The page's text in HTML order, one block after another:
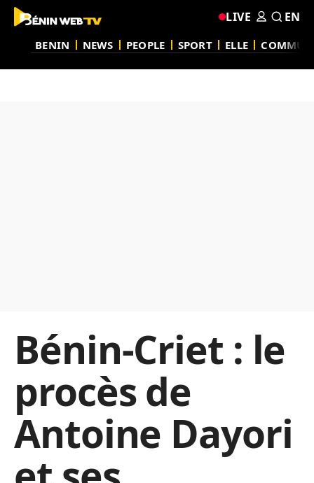
BENIN NEWS PEOPLE SPORT ELLE
LIVE EN
Bénin-Criet : le
procès de
Antoine Dayori